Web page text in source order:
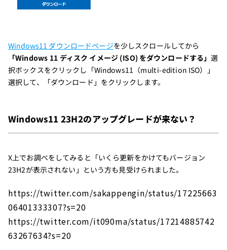
Windows11 ダウンロードページを少しスクロールしてから
「Windows 11 ディスク イメージ (ISO) をダウンロードする」選
択ボックスをクリックし「Windows11（multi-edition ISO）」
選択して、「ダウンロード」をクリックします。
Windows11 23H2のアップグレードが来ない？
X上でお調べをしてみると「いくら更新をかけてもバージョン
23H2が表示されない」という方も見受けられました。
https://twitter.com/sakappengin/status/17225663
06401333307?s=20
https://twitter.com/it090ma/status/17214885742
63267634?s=20